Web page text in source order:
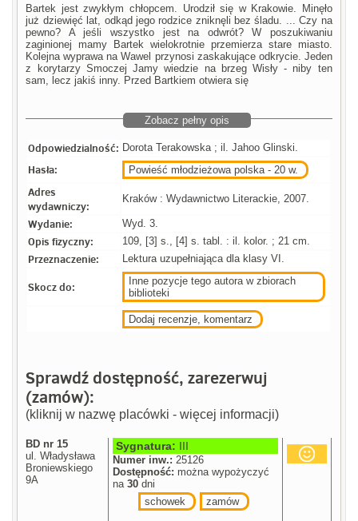
Bartek jest zwykłym chłopcem. Urodził się w Krakowie. Minęło
już dziewięć lat, odkąd jego rodzice zniknęli bez śladu. ... Czy na
pewno? A jeśli wszystko jest na odwrót? W poszukiwaniu
zaginionej mamy Bartek wielokrotnie przemierza stare miasto.
Kolejna wyprawa na Wawel przynosi zaskakujące odkrycie. Jeden
z korytarzy Smoczej Jamy wiedzie na brzeg Wisły - niby ten
sam, lecz jakiś inny. Przed Bartkiem otwiera się
Zobacz pełny opis
Odpowiedzialność: Dorota Terakowska ; il. Jahoo Glinski.
Hasła: Powieść młodzieżowa polska - 20 w.
Adres
wydawniczy:
Kraków : Wydawnictwo Literackie, 2007.
Wydanie: Wyd. 3.
Opis fizyczny: 109, [3] s., [4] s. tabl. : il. kolor. ; 21 cm.
Przeznaczenie: Lektura uzupełniająca dla klasy VI.
Skocz do:
Inne pozycje tego autora w zbiorach
biblioteki
Dodaj recenzje, komentarz
Sprawdź dostępność, zarezerwuj
(zamów):
(kliknij w nazwę placówki - więcej informacji)
BD nr 15
ul. Władysława
Broniewskiego
9A
Sygnatura: III
Numer inw.: 25126
Dostępność: można wypożyczyć
na30 dni
schowek
zamów